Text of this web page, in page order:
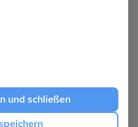
Gruppen, für die
und schließen